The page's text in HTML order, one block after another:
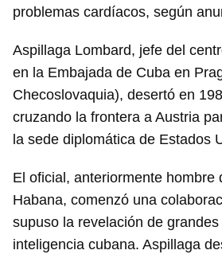
problemas cardíacos, según
Aspillaga Lombard, jefe del
en la Embajada de Cuba en
Checoslovaquia), desertó en
cruzando la frontera a Austria
la sede diplomática de Estados
El oficial, anteriormente hombre
Habana, comenzó una
supuso la revelación de
inteligencia cubana. Aspillaga